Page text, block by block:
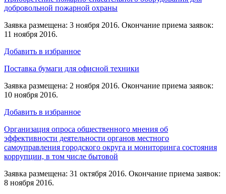
добровольной пожарной охраны
Заявка размещена: 3 ноября 2016. Окончание приема заявок:
11 ноября 2016.
Добавить в избранное
Поставка бумаги для офисной техники
Заявка размещена: 2 ноября 2016. Окончание приема заявок:
10 ноября 2016.
Добавить в избранное
Организация опроса общественного мнения об
эффективности деятельности органов местного
самоуправления городского округа и мониторинга состояния
коррупции, в том числе бытовой
Заявка размещена: 31 октября 2016. Окончание приема заявок:
8 ноября 2016.